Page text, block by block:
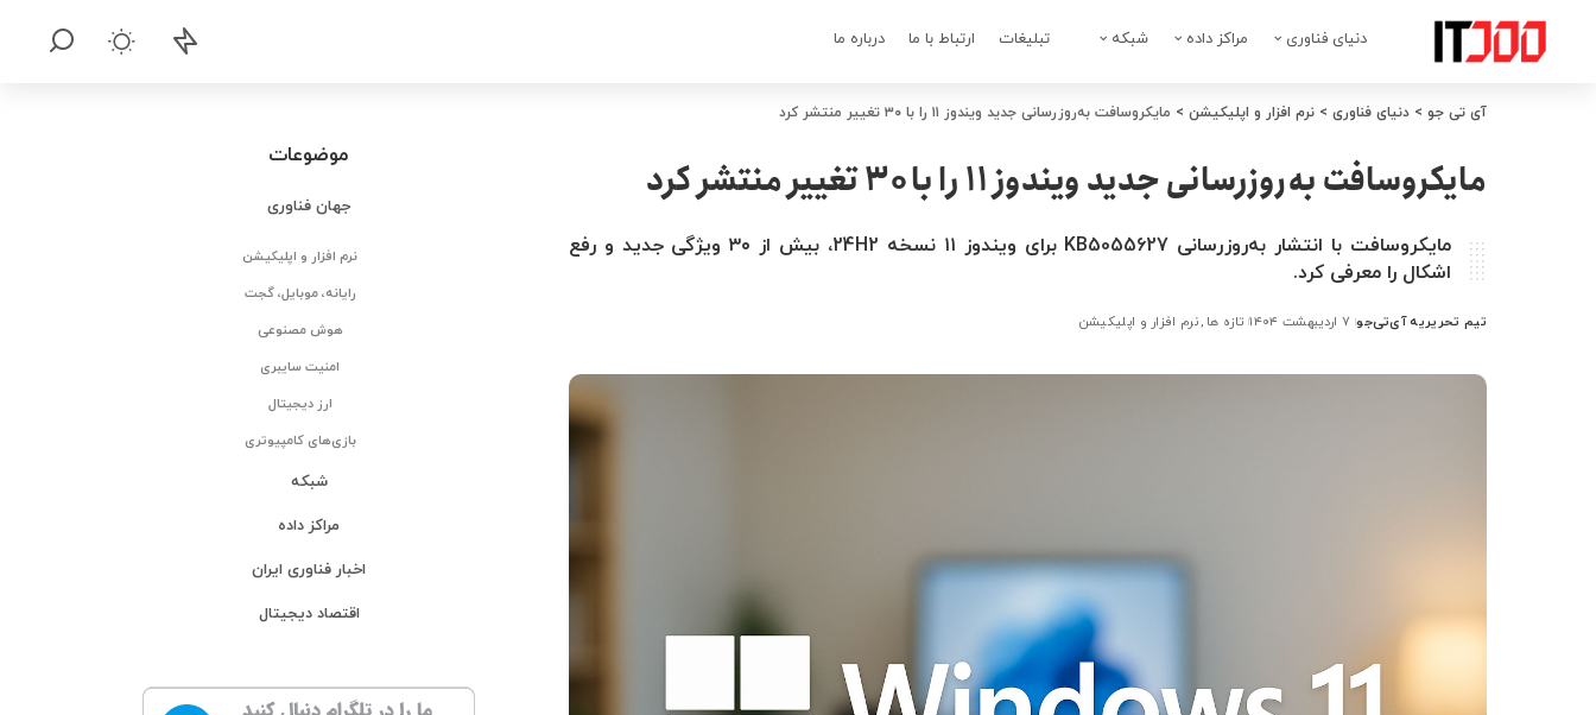
دنیای فناوری مراکز داده شبکه تبلیغات ارتباط با ما درباره ما
آی تی جو > دنیای فناوری > نرم افزار و اپلیکیشن > مایکروسافت به‌روزرسانی جدید ویندوز ۱۱ را با ۳۰ تغییر منتشر کرد
مایکروسافت به‌روزرسانی جدید ویندوز ۱۱ را با ۳۰ تغییر منتشر کرد
مایکروسافت با انتشار به‌روزرسانی KB5055627 برای ویندوز ۱۱ نسخه 24H2، بیش از ۳۰ ویژگی جدید و رفع
اشکال را معرفی کرد.
ارسال
توسط
تیم تحریریه آی‌تی‌جو ۷ اردیبهشت ۱۴۰۴ تازه ها نرم افزار و اپلیکیشن
موضوعات
جهان فناوری
نرم افزار و اپلیکیشن
رایانه، موبایل، گجت
هوش مصنوعی
امنیت سایبری
ارز دیجیتال
بازی‌های کامپیوتری
شبکه
مراکز داده
اخبار فناوری ایران
اقتصاد دیجیتال